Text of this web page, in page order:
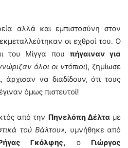
αλλά και εμπιστοσύνη στον
οι εχθροί του. Ο
του Μίγγα που πήγαιναν για
όλοι οι ντόπιοι), ζημίωσε
άρχισαν να διαδίδουν, ότι τους
όμως πιστευτοί!
από την Πηνελόπη Δέλτα με
τού Βάλτου», υμνήθηκε από
Γκόλφης, ο Γιώργος